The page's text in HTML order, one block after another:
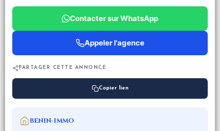
Contacter sur WhatsApp
Appeler l'agence
PARTAGER CETTE ANNONCE
Copier lien
BENIN-IMMO